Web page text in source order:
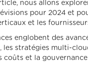
nous allons
pour 2024 et
et les
englobent des
les stratégies multi-
coûts et la